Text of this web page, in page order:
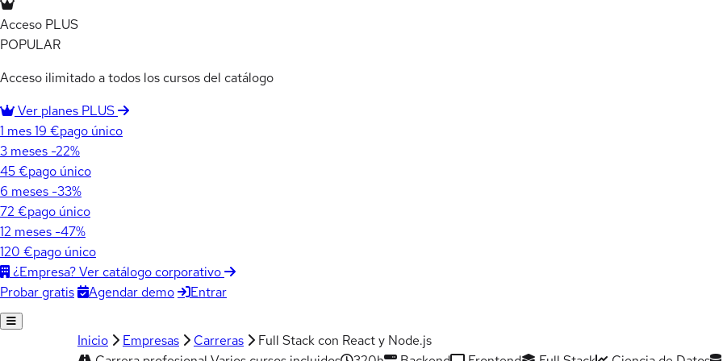
Acceso PLUS
POPULAR
Acceso ilimitado a todos los cursos del catálogo
Ver planes PLUS
1 mes19 €pago único
3 meses -22%
45 €pago único
6 meses -33%
72 €pago único
12 meses -47%
120 €pago único
¿Empresa? Ver catálogo corporativo
Probar gratis
Agendar demo Entrar
Inicio Empresas Carreras
Full Stack con React y Node.js